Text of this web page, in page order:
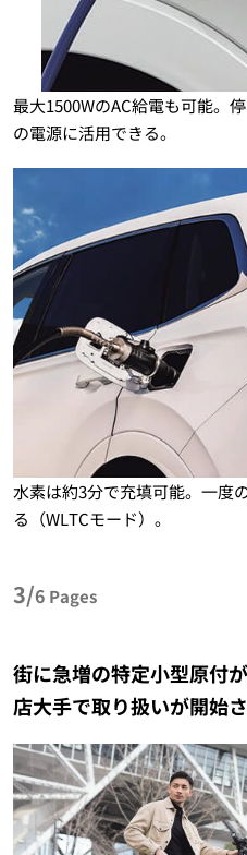
最大1500WのAC給電も可能。
の電源に活用できる。
水素は約3分で充填可能。一度
る（WLTCモード）。
3/6 Pages
街に急増の特定小型原付
店大手で取り扱いが開始